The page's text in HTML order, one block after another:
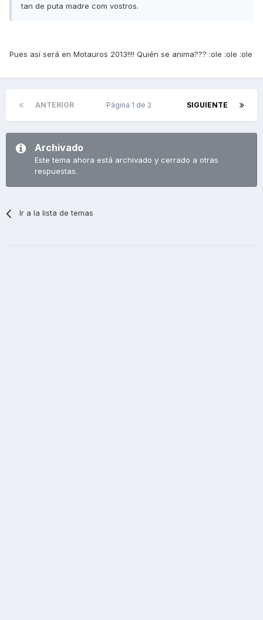
tan de puta madre com vostros.
Pues así será en Motauros 2013!!!! Quién se anima??? :ole :ole :ole
ANTERIOR SIGUIENTE
Página 1 de 2
Archivado
Este tema ahora está archivado y cerrado a otras
respuestas.
Ir a la lista de temas